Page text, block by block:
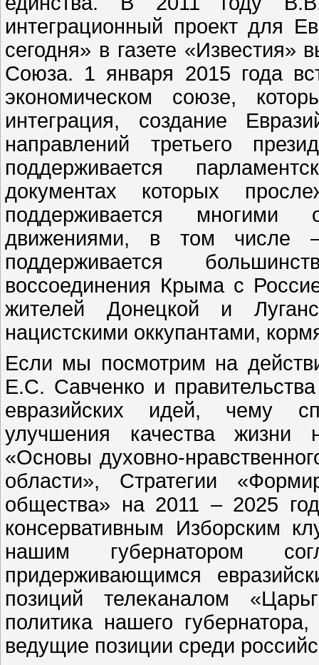
интеграционный проект для
сегодня» в газете «Известия»
Союза. 1 января 2015 года
экономическом союзе,
интеграция, создание
направлений третьего
поддерживается
документах которых
поддерживается многими
движениями, в том числе
поддерживается
воссоединения Крыма с
жителей Донецкой и
нацистскими оккупантами,
Если мы посмотрим на
Е.С. Савченко и
евразийских идей, чему
улучшения качества жизни
«Основы духовно-
области», Стратегии
общества» на 2011 – 2025
консервативным Изборским
нашим губернатором
придерживающимся
позиций телеканалом
политика нашего
ведущие позиции среди